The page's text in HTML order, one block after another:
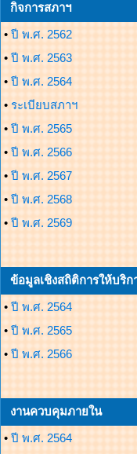
กิจการสภาฯ
• ปี พ.ศ. 2562
• ปี พ.ศ. 2563
• ปี พ.ศ. 2564
• ระเบียบสภาฯ
• ปี พ.ศ. 2565
• ปี พ.ศ. 2566
• ปี พ.ศ. 2567
• ปี พ.ศ. 2568
• ปี พ.ศ. 2569
ข้อมูลเชิงสถิติการให้บริก
• ปี พ.ศ. 2564
• ปี พ.ศ. 2565
• ปี พ.ศ. 2566
งานควบคุมภายใน
• ปี พ.ศ. 2564